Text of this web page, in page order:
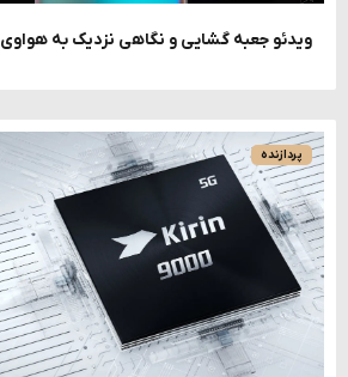
ویدئو جعبه گشایی و نگاهی نزدیک به هواوی میت
پردازنده